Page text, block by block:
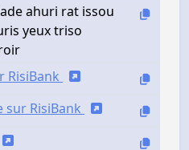
ahuri rat issou
yeux triso
RisiBank
RisiBank